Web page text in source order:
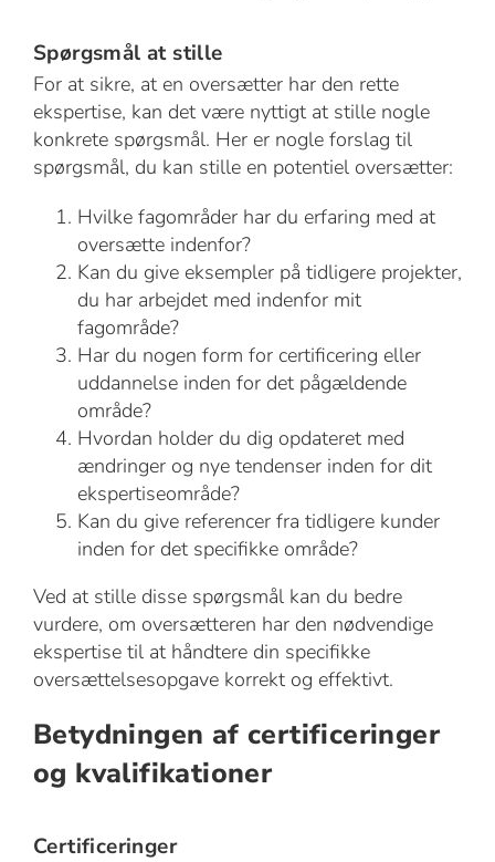
Spørgsmål at stille
For at sikre, at en oversætter har den rette
ekspertise, kan det være nyttigt at stille nogle
konkrete spørgsmål. Her er nogle forslag til
spørgsmål, du kan stille en potentiel oversætter:
Hvilke fagområder har du erfaring med at
oversætte indenfor?
Kan du give eksempler på tidligere projekter,
du har arbejdet med indenfor mit
fagområde?
Har du nogen form for certificering eller
uddannelse inden for det pågældende
område?
Hvordan holder du dig opdateret med
ændringer og nye tendenser inden for dit
ekspertiseområde?
Kan du give referencer fra tidligere kunder
inden for det specifikke område?
Ved at stille disse spørgsmål kan du bedre
vurdere, om oversætteren har den nødvendige
ekspertise til at håndtere din specifikke
oversættelsesopgave korrekt og effektivt.
Betydningen af certificeringer
og kvalifikationer
Certificeringer